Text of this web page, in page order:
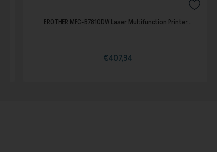
BROTHER MFC-B7810DW Laser Multifunction Printer...
Τιμή
€407,84